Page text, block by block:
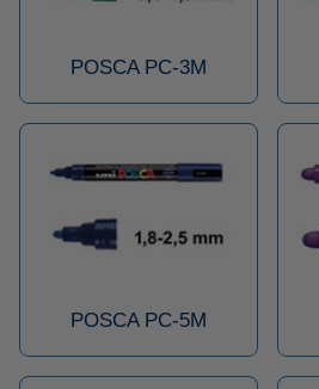
POSCA PC-3M
POSCA PC-5M